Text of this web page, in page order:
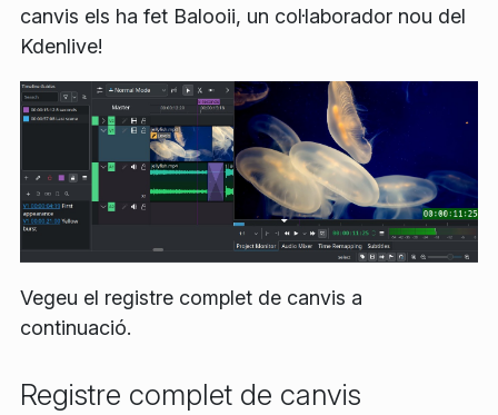
canvis els ha fet Balooii, un col·laborador nou del
Kdenlive!
Vegeu el registre complet de canvis a
continuació.
Registre complet de canvis